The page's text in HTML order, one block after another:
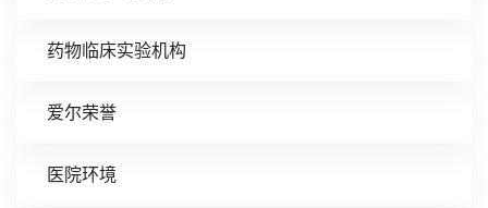
药物临床实验机构
爱尔荣誉
医院环境